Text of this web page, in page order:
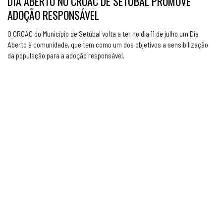
ADOÇÃO RESPONSÁVEL
O CROAC do Município de Setúbal volta a ter no dia 11 de julho um Dia
Aberto à comunidade, que tem como um dos objetivos a sensibilização
da população para a adoção responsável.